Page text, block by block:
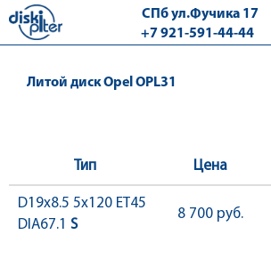
СПб ул.Фучика 17
+7 921-591-44-44
Литой диск Opel OPL31
Тип Цена
D19x8.5 5x120 ET45
DIA67.1 S
8 700 руб.